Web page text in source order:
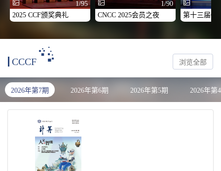
1/95
2025 CCF颁奖典礼
1/90
CNCC 2025会员之夜
CCCF 浏览全部
2026年第7期 2026年第6期 2026年第5期 2026年第